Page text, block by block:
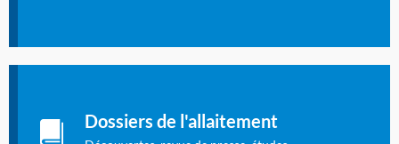
Dossiers de l'allaitement
dernières études sur l'allaitement publiées dans la presse